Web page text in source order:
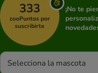
333
zooPuntos por
suscribirte
¡No te
Selecciona la mascota